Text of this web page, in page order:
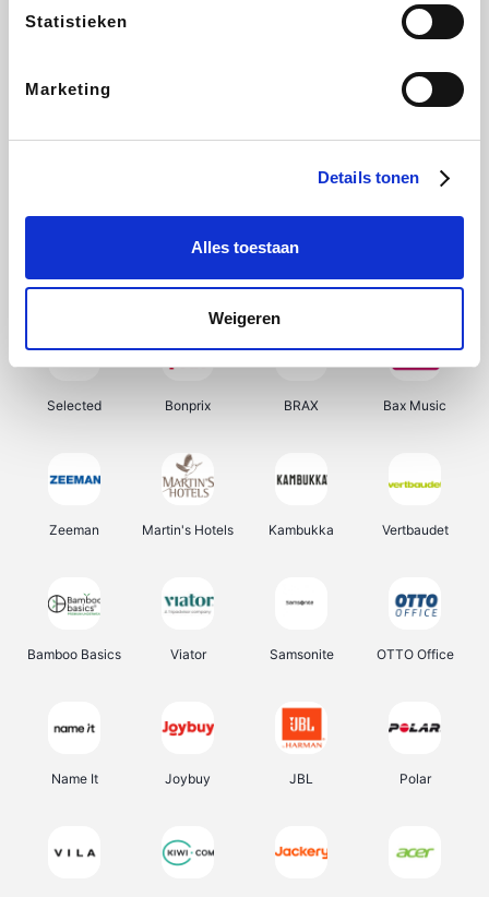
Statistieken
Marketing
Details tonen
Alles toestaan
Weigeren
CheapTickets.be DeubaXXL
Samsung Delonghi Tennis Point My Jewellery
Selected Bonprix BRAX Bax Music
Zeeman Martin's Hotels Kambukka Vertbaudet
Bamboo Basics Viator Samsonite OTTO Office
Name It Joybuy JBL Polar